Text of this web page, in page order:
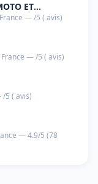
ET
— /5 ( avis)
— /5 ( avis)
/5 ( avis)
— 4.9/5 (78